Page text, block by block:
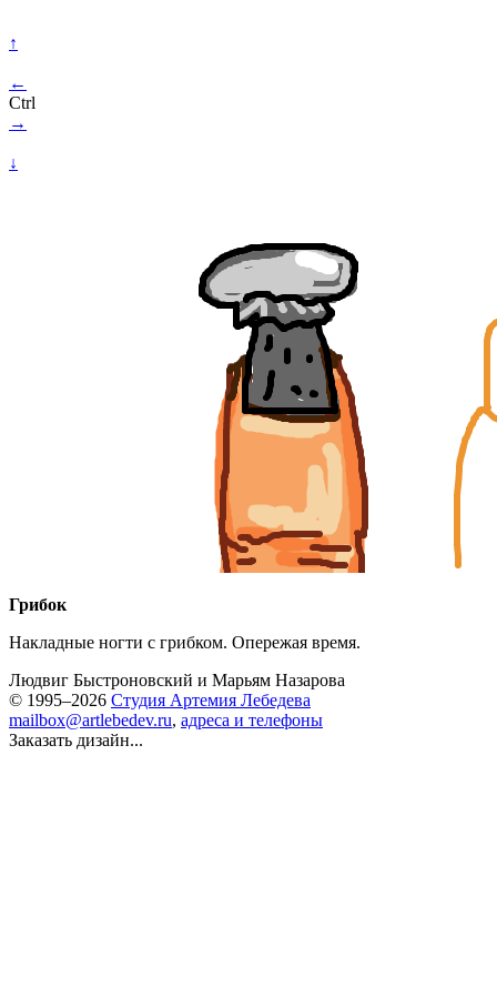
↑
←
Ctrl
→
↓
Грибок
Накладные ногти с грибком. Опережая время.
Людвиг Быстроновский и Марьям Назарова
© 1995–2026 Студия Артемия Лебедева
mailbox@artlebedev.ru, адреса и телефоны
Заказать дизайн...